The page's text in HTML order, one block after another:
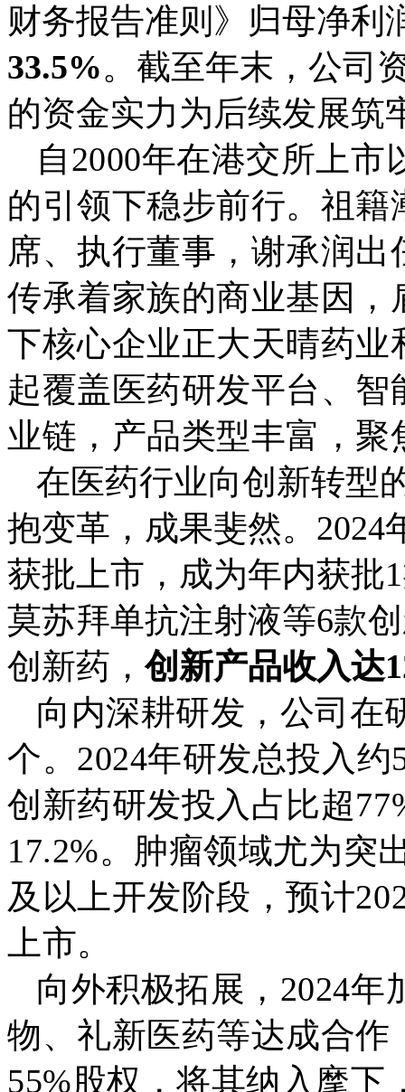
财务报告准则》归母净利
33.5%。截至年末，公司
的资金实力为后续发展筑
自2000年在港交所上
的引领下稳步前行。祖
席、执行董事，谢承润
传承着家族的商业基因
下核心企业正大天晴药
起覆盖医药研发平台、
业链，产品类型丰富，
在医药行业向创新转型
抱变革，成果斐然。2024
获批上市，成为年内获批
莫苏拜单抗注射液等6款
创新药，创新产品收入达
向内深耕研发，公司在
个。2024年研发总投入
创新药研发投入占比超
17.2%。肿瘤领域尤为突
及以上开发阶段，预计
上市。
向外积极拓展，2024
物、礼新医药等达成合
55%股权，将其纳入麾